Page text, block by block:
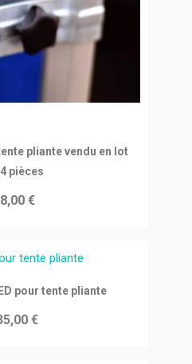
au panier
pliante vendu en lot
pièces
€
au panier
pour tente pliante
€